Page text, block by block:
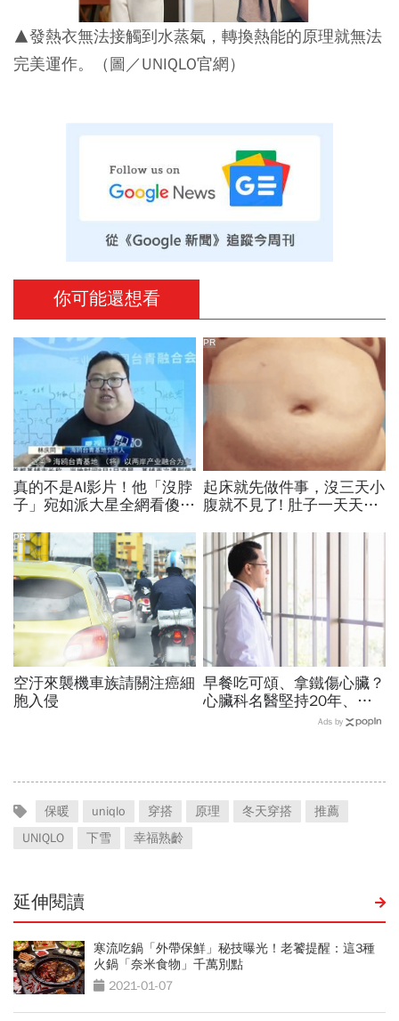
▲發熱衣無法接觸到水蒸氣，轉換熱能的原理就無法
完美運作。（圖／UNIQLO官網）
你可能還想看
真的不是AI影片！他「沒脖
子」宛如派大星全網看傻...
疾病，2類人要注意
起床就先做件事，沒三天小
腹就不見了! 肚子一天天變
PR
空汙來襲機車族請關注癌細
胞入侵
PR
早餐吃可頌、拿鐵傷心臟？
心臟科名醫堅持20年、早
上9點前不做「5件事」：
Ads by
保暖 uniqlo 穿搭 原理 冬天穿搭
推薦
UNIQLO
下雪 幸福熟齡
延伸閱讀
寒流吃鍋「外帶保鮮」秘技曝光！老饕提醒：這3種
火鍋「奈米食物」千萬別點
2021-01-07